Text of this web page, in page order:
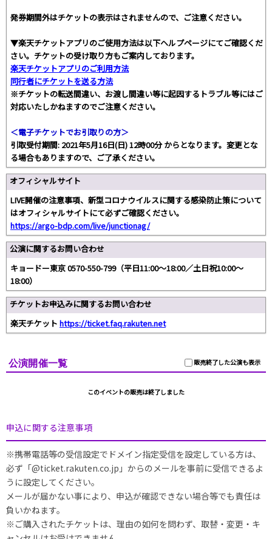
発券期間外はチケットの表示はされませんので、ご注意ください。
▼楽天チケットアプリのご使用方法は以下ヘルプページにてご確認くだ
さい。チケットの受け取り方もご案内しております。
楽天チケットアプリのご利用方法
同行者にチケットを送る方法
※チケットの転送間違い、お渡し間違い等に起因するトラブル等にはご
対応いたしかねますのでご注意ください。
＜電子チケットでお引取りの方＞
引取受付期間: 2021年5月16日(日) 12時00分 からとなります。変更とな
る場合もありますので、ご了承ください。
オフィシャルサイト
LIVE開催の注意事項、新型コロナウイルスに関する感染防止策について
はオフィシャルサイトにて必ずご確認ください。
https://argo-bdp.com/live/junctionag/
公演に関するお問い合わせ
キョードー東京 0570-550-799（平日11:00〜18:00／土日祝10:00〜
18:00）
チケットお申込みに関するお問い合わせ
楽天チケット https://ticket.faq.rakuten.net
販売終了した公演も表示
公演開催一覧
このイベントの販売は終了しました
申込に関する注意事項
※携帯電話等の受信設定でドメイン指定受信を設定している方は、
必ず「@ticket.rakuten.co.jp」からのメールを事前に受信できるよ
うに設定してください。
メールが届かない事により、申込が確認できない場合等でも責任は
負いかねます。
※ご購入されたチケットは、理由の如何を問わず、取替・変更・キ